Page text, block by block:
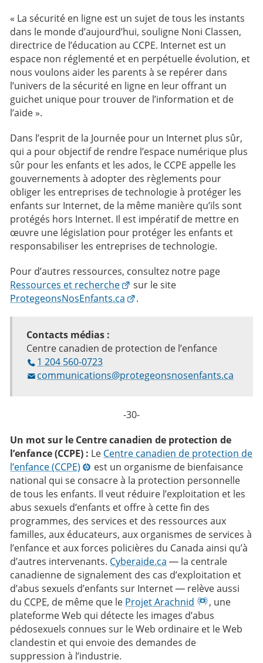
« La sécurité en ligne est un sujet de tous les instants
dans le monde d’aujourd’hui, souligne Noni Classen,
directrice de l’éducation au CCPE. Internet est un
espace non réglementé et en perpétuelle évolution, et
nous voulons aider les parents à se repérer dans
l’univers de la sécurité en ligne en leur offrant un
guichet unique pour trouver de l’information et de
l’aide ».
Dans l’esprit de la Journée pour un Internet plus sûr,
qui a pour objectif de rendre l’espace numérique plus
sûr pour les enfants et les ados, le CCPE appelle les
gouvernements à adopter des règlements pour
obliger les entreprises de technologie à protéger les
enfants sur Internet, de la même manière qu’ils sont
protégés hors Internet. Il est impératif de mettre en
œuvre une législation pour protéger les enfants et
responsabiliser les entreprises de technologie.
Pour d’autres ressources, consultez notre page
Ressources et recherche
sur le site
ProtegeonsNosEnfants.ca
.
Contacts médias :
Centre canadien de protection de l’enfance
1 204 560-0723
communications@protegeonsnosenfants.ca
-30-
Un mot sur le Centre canadien de protection de
l’enfance (CCPE) : Le Centre canadien de protection de
l’enfance (CCPE)
est un organisme de bienfaisance
national qui se consacre à la protection personnelle
de tous les enfants. Il veut réduire l’exploitation et les
abus sexuels d’enfants et offre à cette fin des
programmes, des services et des ressources aux
familles, aux éducateurs, aux organismes de services à
l’enfance et aux forces policières du Canada ainsi qu’à
d’autres intervenants. Cyberaide.ca — la centrale
canadienne de signalement des cas d’exploitation et
d’abus sexuels d’enfants sur Internet — relève aussi
du CCPE, de même que le Projet Arachnid
, une
plateforme Web qui détecte les images d’abus
pédosexuels connues sur le Web ordinaire et le Web
clandestin et qui envoie des demandes de
suppression à l’industrie.